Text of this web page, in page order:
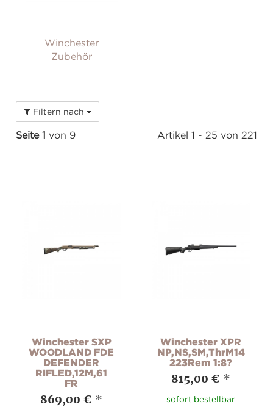
Winchester
Zubehör
Filtern nach
Seite 1 von 9 Artikel 1 - 25 von 221
Winchester SXP
WOODLAND FDE
DEFENDER
RIFLED,12M,61
FR
869,00 € *
Winchester XPR
NP,NS,SM,ThrM14X1,
223Rem 1:8?
815,00 € *
sofort bestellbar